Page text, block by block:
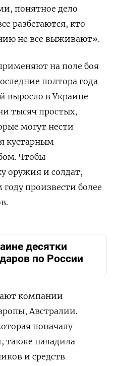
понятное дело
разбегаются, кто
не все выживают».
на поле боя
полтора года
выросло в Украине
тысяч простых,
могут нести
кустарным
Чтобы
оружия и солдат,
произвести более
десятки
по России
компании
Австралии.
поначалу
также наладила
и средств